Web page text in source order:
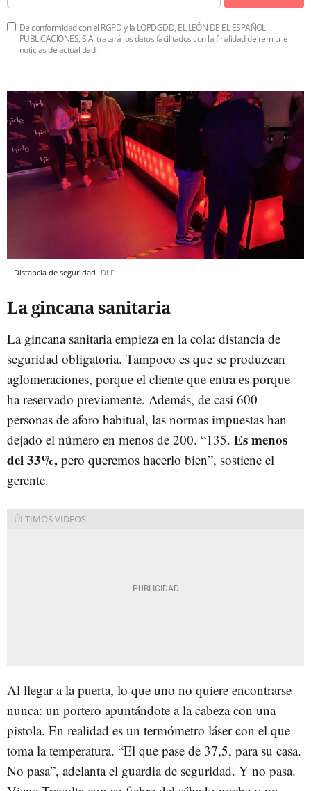
De conformidad con el RGPD y la LOPDGDD, EL LEÓN DE EL ESPAÑOL
PUBLICACIONES, S.A. tratará los datos facilitados con la finalidad de remitirle
noticias de actualidad.
Distancia de seguridad DLF
La gincana sanitaria
La gincana sanitaria empieza en la cola: distancia de
seguridad obligatoria. Tampoco es que se produzcan
aglomeraciones, porque el cliente que entra es porque
ha reservado previamente. Además, de casi 600
personas de aforo habitual, las normas impuestas han
dejado el número en menos de 200. “135. Es menos
del 33%, pero queremos hacerlo bien”, sostiene el
gerente.
Al llegar a la puerta, lo que uno no quiere encontrarse
nunca: un portero apuntándote a la cabeza con una
pistola. En realidad es un termómetro láser con el que
toma la temperatura. “El que pase de 37,5, para su casa.
No pasa”, adelanta el guardia de seguridad. Y no pasa.